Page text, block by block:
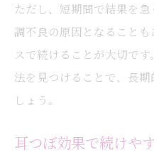
ただし、短期間で結果を
調不良の原因となること
スで続けることが大切で
法を見つけることで、長
しょう。
耳つぼ効果で続けや